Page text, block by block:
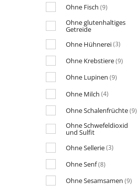
Ohne Fisch (9)
Ohne glutenhaltiges
Getreide
Ohne Hühnerei(3)
Ohne Krebstiere(9)
Ohne Lupinen (9)
Ohne Milch (4)
Ohne Schalenfrüchte(9)
Ohne Schwefeldioxid
und Sulfit
Ohne Sellerie(3)
Ohne Senf(8)
Ohne Sesamsamen (9)